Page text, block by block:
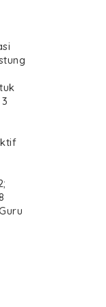
baru--
Baru,